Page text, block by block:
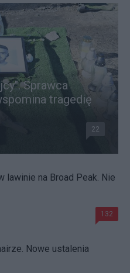
Sprawca
tragedię
22
lawinie na Broad Peak. Nie
132
Nowe ustalenia